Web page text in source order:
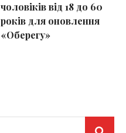
чоловіків від 18 до 60
років для оновлення
«Оберегу»